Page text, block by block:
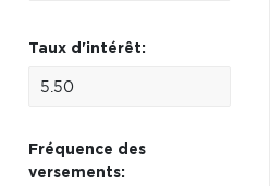
Taux d'intérêt:
Fréquence des
versements: